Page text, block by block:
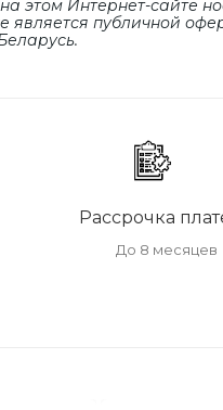
этом Интернет-сайте
является публичной
Рассрочка
До 8 месяцев